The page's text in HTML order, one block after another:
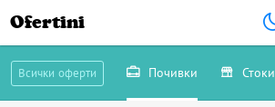
Ofertini
Всички оферти Почивки Стоки